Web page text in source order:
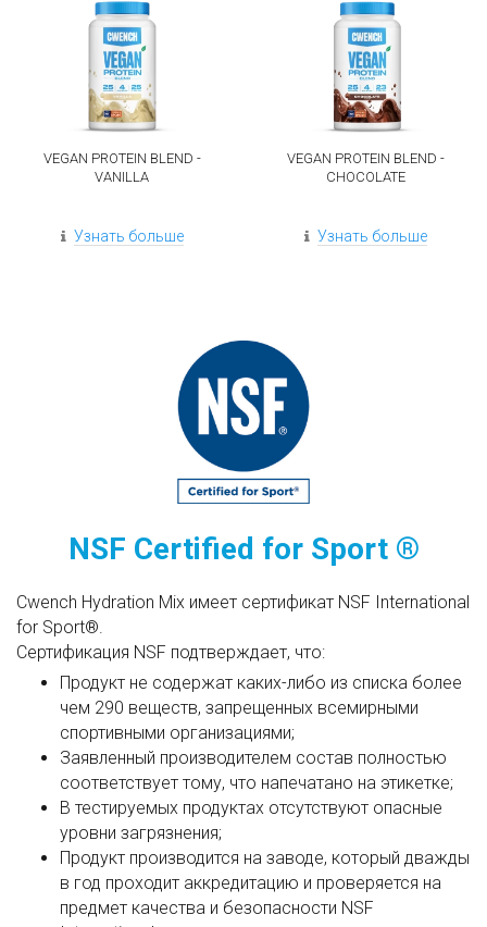
VEGAN PROTEIN BLEND -
VANILLA
Узнать больше
VEGAN PROTEIN BLEND -
CHOCOLATE
Узнать больше
NSF Certified for Sport ®
Cwench Hydration Mix имеет сертификат NSF International
for Sport®.
Сертификация NSF подтверждает, что:
Продукт не содержат каких-либо из списка более
чем 290 веществ, запрещенных всемирными
спортивными организациями;
Заявленный производителем состав полностью
соответствует тому, что напечатано на этикетке;
В тестируемых продуктах отсутствуют опасные
уровни загрязнения;
Продукт производится на заводе, который дважды
в год проходит аккредитацию и проверяется на
предмет качества и безопасности NSF